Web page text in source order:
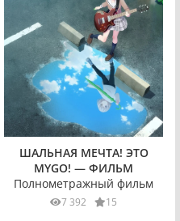
ШАЛЬНАЯ МЕЧТА! ЭТО
MYGO! — ФИЛЬМ
Полнометражный фильм
7 392 15